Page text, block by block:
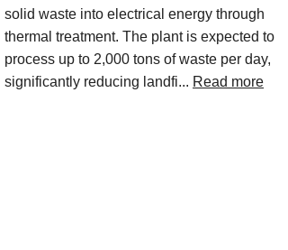
solid waste into electrical energy through
thermal treatment. The plant is expected to
process up to 2,000 tons of waste per day,
significantly reducing landfi... Read more